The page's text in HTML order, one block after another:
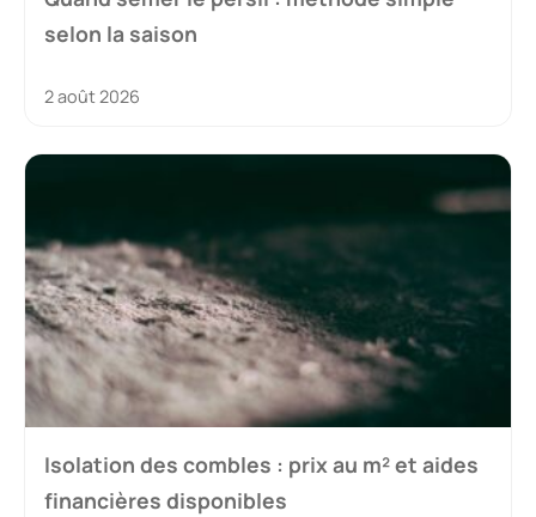
selon la saison
2 août 2026
Isolation des combles : prix au m² et aides
financières disponibles